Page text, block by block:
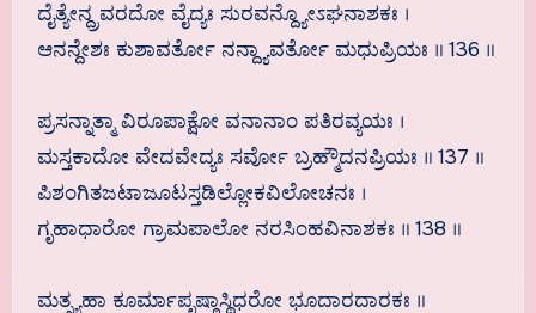
ದೈತ್ಯೇನ್ದ್ರವರದೋ ವೈದ್ಯಃ ಸುರವನ್ದ್ಯೋಽಘನಾಶಕಃ ।
ಆನನ್ದೇಶಃ ಕುಶಾವರ್ತೋ ನನ್ದ್ಯಾವರ್ತೋ ಮಧುಪ್ರಿಯಃ ॥ 136 ॥
ಪ್ರಸನ್ನಾತ್ಮಾ ವಿರೂಪಾಕ್ಷೋ ವನಾನಾಂ ಪತಿರವ್ಯಯಃ ।
ಮಸ್ತಕಾದೋ ವೇದವೇದ್ಯಃ ಸರ್ವೋ ಬ್ರಹ್ಮೌದನಪ್ರಿಯಃ ॥ 137 ॥
ಪಿಶಂಗಿತಜಟಾಜೂಟಸ್ತಡಿಲ್ಲೋಕವಿಲೋಚನಃ ।
ಗೃಹಾಧಾರೋ ಗ್ರಾಮಪಾಲೋ ನರಸಿಂಹವಿನಾಶಕಃ ॥ 138 ॥
ಮತ್ಸ್ಯಹಾ ಕೂರ್ಮಾಪೃಷ್ಠಾಸ್ಥಿಧರೋ ಭೂದಾರದಾರಕಃ ॥